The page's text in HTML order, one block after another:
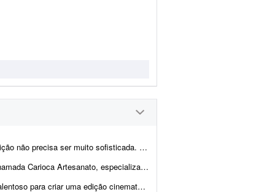
Procuro algo simples, dinâmico e ag...
feitas à mão com pedras naturais, cristais, resina e outros materiais. Estou procu...
qualidade de um salto de paraquedas pessoal. O projeto envolve a ediç&...